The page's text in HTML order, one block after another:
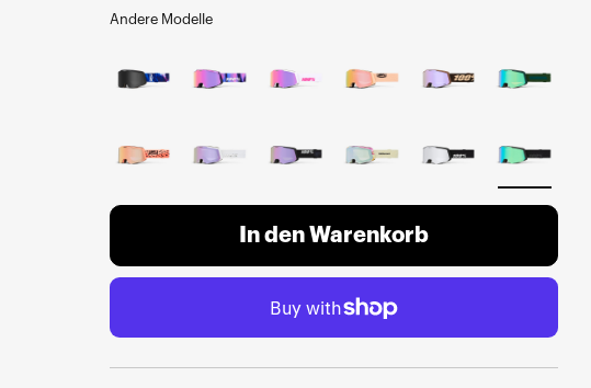
Andere Modelle
In den Warenkorb